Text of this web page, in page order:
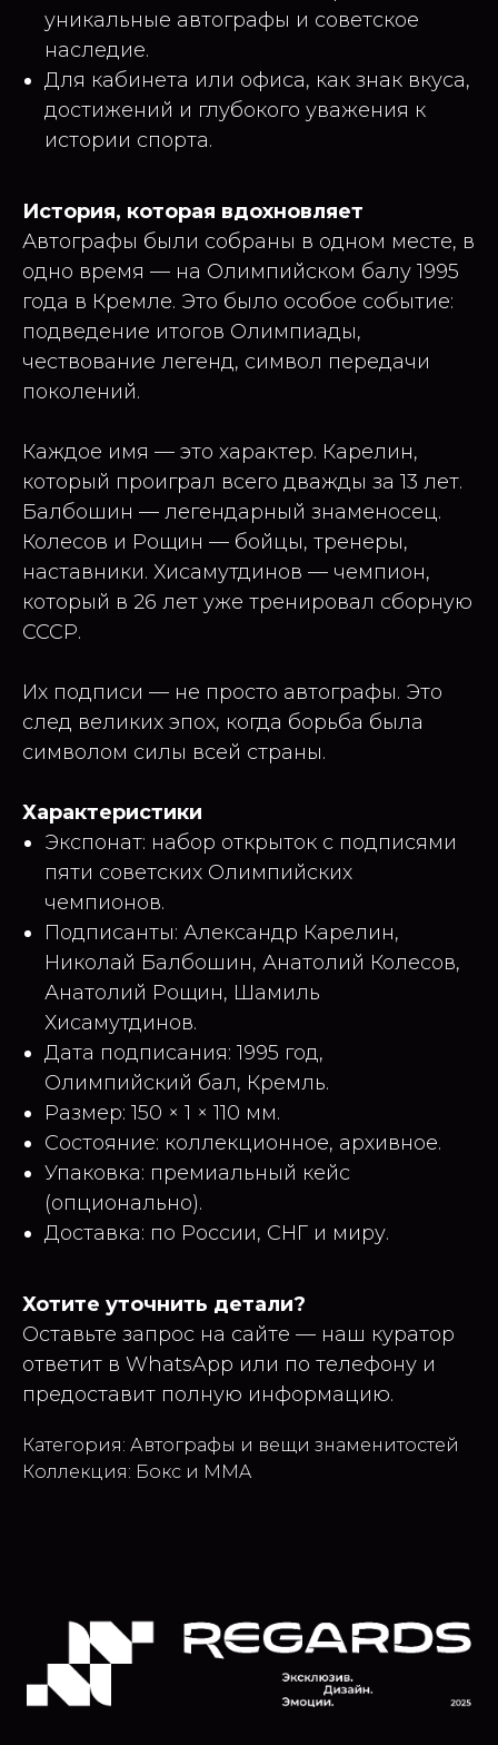
уникальные автографы и советское
наследие.
Для кабинета или офиса, как знак вкуса,
достижений и глубокого уважения к
истории спорта.
История, которая вдохновляет
Автографы были собраны в одном месте, в
одно время — на Олимпийском балу 1995
года в Кремле. Это было особое событие:
подведение итогов Олимпиады,
чествование легенд, символ передачи
поколений.
Каждое имя — это характер. Карелин,
который проиграл всего дважды за 13 лет.
Балбошин — легендарный знаменосец.
Колесов и Рощин — бойцы, тренеры,
наставники. Хисамутдинов — чемпион,
который в 26 лет уже тренировал сборную
СССР.
Их подписи — не просто автографы. Это
след великих эпох, когда борьба была
символом силы всей страны.
Характеристики
Экспонат: набор открыток с подписями
пяти советских Олимпийских
чемпионов.
Подписанты: Александр Карелин,
Николай Балбошин, Анатолий Колесов,
Анатолий Рощин, Шамиль
Хисамутдинов.
Дата подписания: 1995 год,
Олимпийский бал, Кремль.
Размер: 150 × 1 × 110 мм.
Состояние: коллекционное, архивное.
Упаковка: премиальный кейс
(опционально).
Доставка: по России, СНГ и миру.
Хотите уточнить детали?
Оставьте запрос на сайте — наш куратор
ответит в WhatsApp или по телефону и
предоставит полную информацию.
Категория: Автографы и вещи знаменитостей
Коллекция: Бокс и MMA